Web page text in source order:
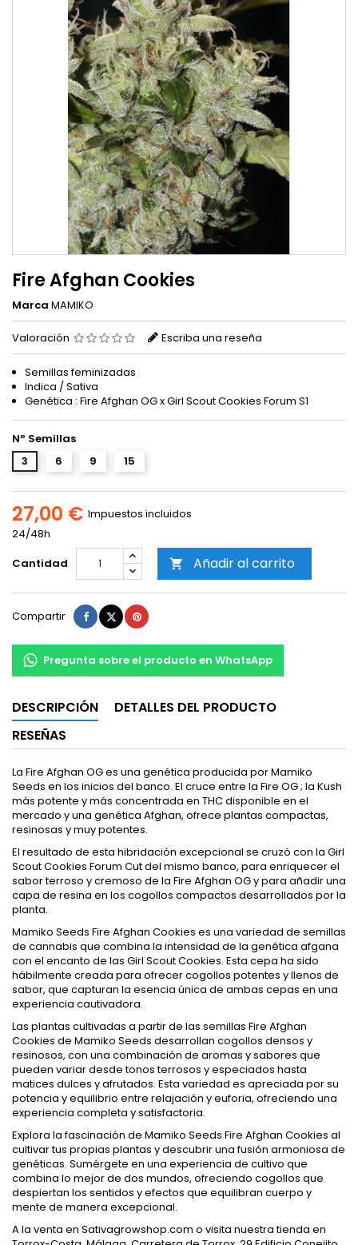
Fire Afghan Cookies
Marca MAMIKO
Valoración Escriba una reseña
Semillas feminizadas
Indica / Sativa
Genética : Fire Afghan OG x Girl Scout Cookies Forum S1
Nº Semillas
3
6 9 15
27,00 € Impuestos incluidos
24/48h
Cantidad
 Añadir al carrito
Compartir Compartir
TuitearPinterest
Pregunta sobre el producto en WhatsApp
DESCRIPCIÓN
DETALLES DEL PRODUCTO
RESEÑAS
La Fire Afghan OG es una genética producida por Mamiko
Seeds en los inicios del banco. El cruce entre la Fire OG ; la Kush
más potente y más concentrada en THC disponible en el
mercado y una genética Afghan, ofrece plantas compactas,
resinosas y muy potentes.
El resultado de esta hibridación excepcional se cruzó con la Girl
Scout Cookies Forum Cut del mismo banco, para enriquecer el
sabor terroso y cremoso de la Fire Afghan OG y para añadir una
capa de resina en los cogollos compactos desarrollados por la
planta.
Mamiko Seeds Fire Afghan Cookies es una variedad de semillas
de cannabis que combina la intensidad de la genética afgana
con el encanto de las Girl Scout Cookies. Esta cepa ha sido
hábilmente creada para ofrecer cogollos potentes y llenos de
sabor, que capturan la esencia única de ambas cepas en una
experiencia cautivadora.
Las plantas cultivadas a partir de las semillas Fire Afghan
Cookies de Mamiko Seeds desarrollan cogollos densos y
resinosos, con una combinación de aromas y sabores que
pueden variar desde tonos terrosos y especiados hasta
matices dulces y afrutados. Esta variedad es apreciada por su
potencia y equilibrio entre relajación y euforia, ofreciendo una
experiencia completa y satisfactoria.
Explora la fascinación de Mamiko Seeds Fire Afghan Cookies al
cultivar tus propias plantas y descubrir una fusión armoniosa de
genéticas. Sumérgete en una experiencia de cultivo que
combina lo mejor de dos mundos, ofreciendo cogollos que
despiertan los sentidos y efectos que equilibran cuerpo y
mente de manera excepcional.
A la venta en Sativagrowshop.com o visita nuestra tienda en